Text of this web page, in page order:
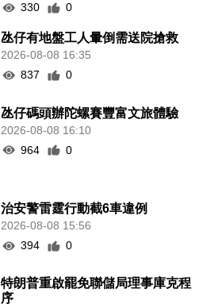
330
0
氹仔有地盤工人暈倒需送院搶救
2026-08-08 16:35
837
0
氹仔碼頭辦陀螺賽豐富文旅體驗
2026-08-08 16:10
964
0
治安警雷霆行動截6車違例
2026-08-08 15:56
394
0
特朗普重啟罷免聯儲局理事庫克程
序